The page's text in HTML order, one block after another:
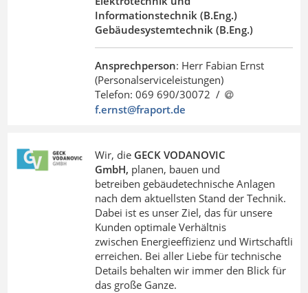
Informationstechnik (B.Eng.)
Gebäudesystemtechnik (B.Eng.)
Ansprechperson: Herr Fabian Ernst
(Personalserviceleistungen)
Telefon: 069 690/30072 /
f.ernst@fraport.de
Wir, die GECK VODANOVIC
GmbH, planen, bauen und
betreiben gebäudetechnische Anlagen
nach dem aktuellsten Stand der Technik.
Dabei ist es unser Ziel, das für unsere
Kunden optimale Verhältnis
zwischen Energieeffizienz und
erreichen. Bei aller Liebe für technische
Details behalten wir immer den Blick für
das große Ganze.